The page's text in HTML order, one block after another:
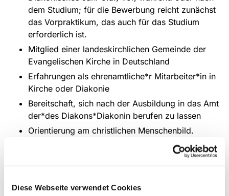
Diese Webseite verwendet Cookies
dem Studium; für die Bewerbung reicht zunächst
das Vorpraktikum, das auch für das Studium
erforderlich ist.
Mitglied einer landeskirchlichen Gemeinde der
Evangelischen Kirche in Deutschland
Erfahrungen als ehrenamtliche*r Mitarbeiter*in in
Kirche oder Diakonie
Bereitschaft, sich nach der Ausbildung in das Amt
der*des Diakons*Diakonin berufen zu lassen
Orientierung am christlichen Menschenbild.
Ein Quereinstieg während des Studiums an der
wird eine regelmäßige und verbindliche Teilnahme an